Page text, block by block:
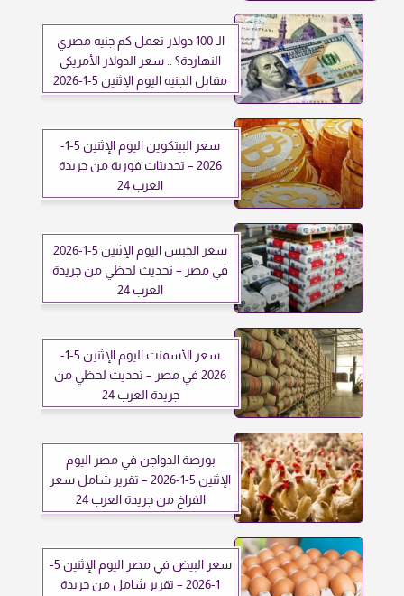
الـ 100 دولار تعمل كم جنيه مصري
النهاردة؟ .. سعر الدولار الأمريكي
مقابل الجنيه اليوم الإثنين 5-1-2026
سعر البيتكوين اليوم الإثنين 5-1-
2026 – تحديثات فورية من جريدة
العرب 24
سعر الجبس اليوم الإثنين 5-1-2026
في مصر – تحديث لحظي من جريدة
العرب 24
سعر الأسمنت اليوم الإثنين 5-1-
2026 في مصر – تحديث لحظي من
جريدة العرب 24
بورصة الدواجن في مصر اليوم
الإثنين 5-1-2026 – تقرير شامل سعر
الفراخ من جريدة العرب 24
سعر البيض في مصر اليوم الإثنين 5-
1-2026 – تقرير شامل من جريدة